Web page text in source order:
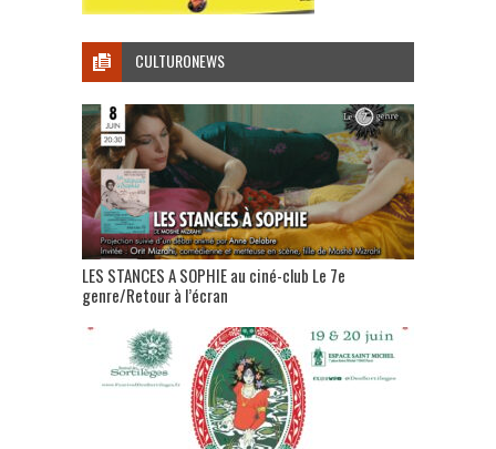
CULTURONEWS
LES STANCES A SOPHIE au ciné-club Le 7e
genre/Retour à l’écran